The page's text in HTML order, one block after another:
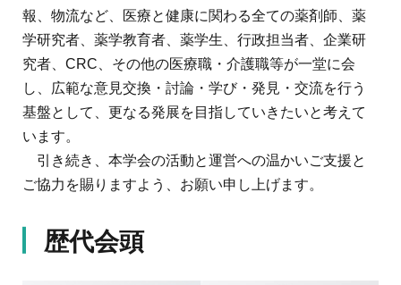
報、物流など、医療と健康に関わる全ての薬剤師、薬
学研究者、薬学教育者、薬学生、行政担当者、企業研
究者、CRC、その他の医療職・介護職等が一堂に会
し、広範な意見交換・討論・学び・発見・交流を行う
基盤として、更なる発展を目指していきたいと考えて
います。
引き続き、本学会の活動と運営への温かいご支援と
ご協力を賜りますよう、お願い申し上げます。
歴代会頭